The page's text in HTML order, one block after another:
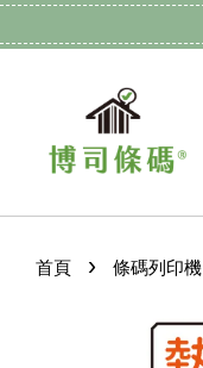
首頁 › 條碼列印機